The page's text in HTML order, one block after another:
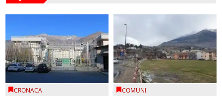
CRONACA COMUNI